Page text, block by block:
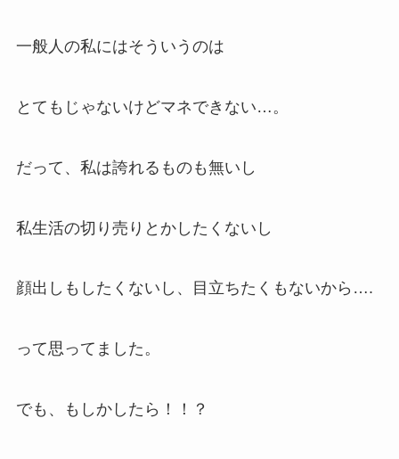
一般人の私にはそういうのは
とてもじゃないけどマネできない…。
だって、私は誇れるものも無いし
私生活の切り売りとかしたくないし
顔出しもしたくないし、目立ちたくもないから….
って思ってました。
でも、もしかしたら！！？